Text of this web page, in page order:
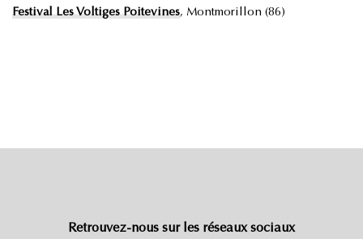
Festival Les Voltiges Poitevines, Montmorillon (86)
Retrouvez-nous sur les réseaux sociaux